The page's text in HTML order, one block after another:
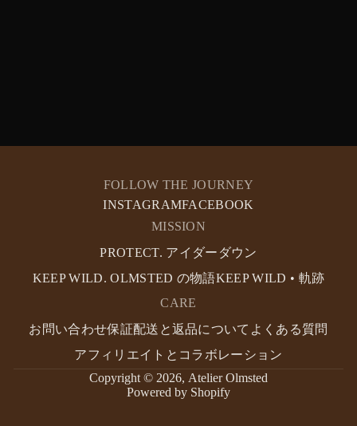
FOLLOW THE JOURNEY
INSTAGRAMFACEBOOK
MISSION
PROTECT. アイダーダウン
KEEP WILD. OLMSTED の物語KEEP WILD • 軌跡
CARE
お問い合わせ保証配送と返品について よくある質問
アフィリエイトとコラボレーション
Copyright © 2026, Atelier Olmsted
Powered by Shopify